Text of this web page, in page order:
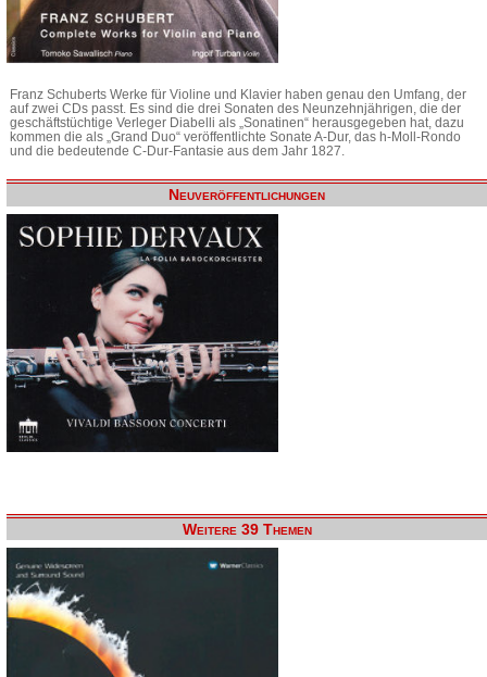
Franz Schuberts Werke für Violine und Klavier haben genau den Umfang, der
auf zwei CDs passt. Es sind die drei Sonaten des Neunzehnjährigen, die der
geschäftstüchtige Verleger Diabelli als „Sonatinen“ herausgegeben hat, dazu
kommen die als „Grand Duo“ veröffentlichte Sonate A-Dur, das h-Moll-Rondo
und die bedeutende C-Dur-Fantasie aus dem Jahr 1827.
Neuveröffentlichungen
Weitere 39 Themen